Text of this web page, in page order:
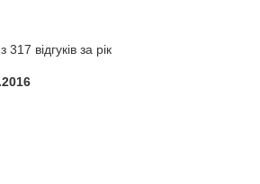
відгуків за рік